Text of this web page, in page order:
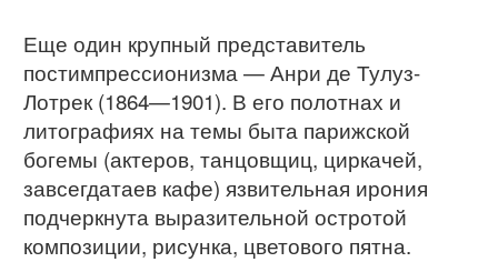
Еще один крупный представитель
постимпрессионизма — Анри де Тулуз-
Лотрек (1864—1901). В его полотнах и
литографиях на темы быта парижской
богемы (актеров, танцовщиц, циркачей,
завсегдатаев кафе) язвительная ирония
подчеркнута выразительной остротой
композиции, рисунка, цветового пятна.